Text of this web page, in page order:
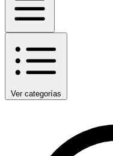
Ver categorías